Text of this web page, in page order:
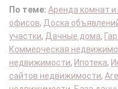
По теме: Аренда комнат и
офисов, Доска
участки, Дачные дома,
Коммерческая
недвижимости, Ипотека,
сайтов недвижимости,